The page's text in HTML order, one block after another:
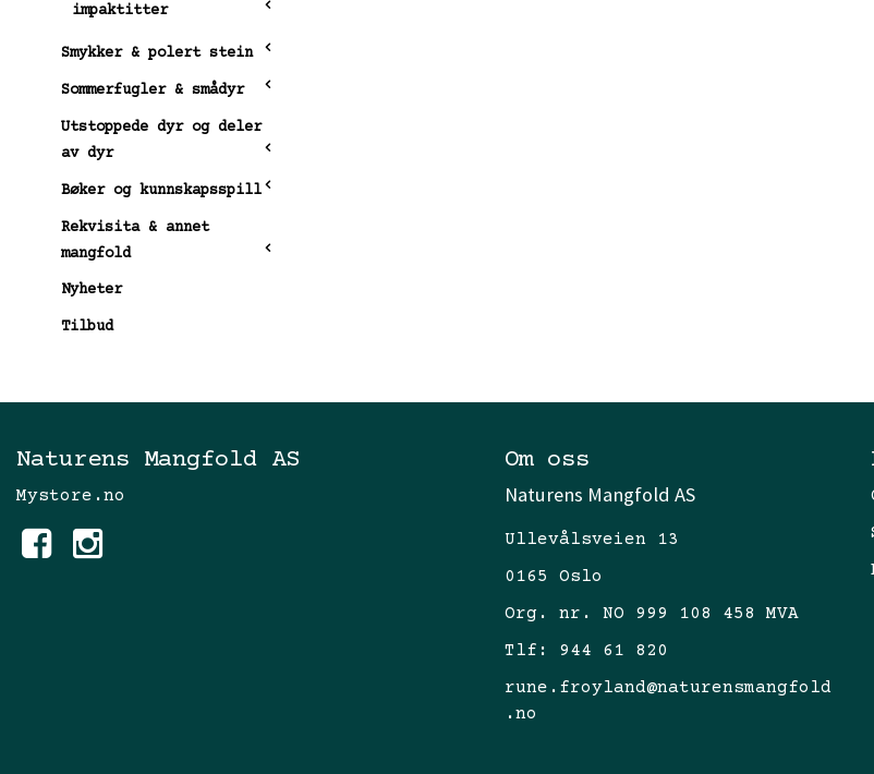
impaktitter
Smykker & polert stein
Sommerfugler & smådyr
Utstoppede dyr og deler
av dyr
Bøker og kunnskapsspill
Rekvisita & annet
mangfold
Nyheter
Tilbud
Naturens Mangfold AS
Mystore.no
Om oss
Naturens Mangfold AS
Ullevålsveien 13
0165 Oslo
Org. nr. NO 999 108 458 MVA
Tlf: 944 61 820
rune.froyland@naturensmangfold
.no